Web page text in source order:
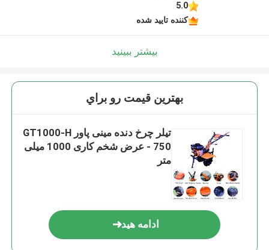
5.0
کننده تایید شده
بیشتر ببینید
بهترين قيمت رو براي
تیلر چرخ دنده مینی پاور GT1000-H
750 - عرض شخم کاری 1000 میلی
متر
ادامه هید